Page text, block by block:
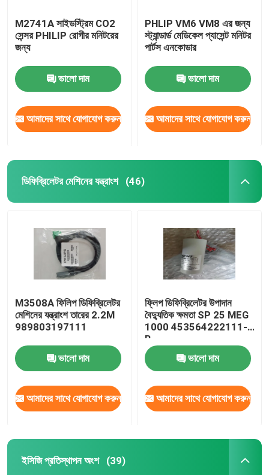
M2741A সাইডস্ট্রিম CO2
সেন্সর PHILIP রোগীর মনিটরের
জন্য
ভালো দাম
আমাদের সাথে যোগাযোগ করুন
PHLIP VM6 VM8 এর জন্য
স্ট্যান্ডার্ড মেডিকেল প্যাসেন্ট মনিটর
পার্টস এনকোডার
ভালো দাম
আমাদের সাথে যোগাযোগ করুন
ডিফিব্রিলেটর মেশিনের যন্ত্রাংশ (46)
M3508A ফিলিপ ডিফিব্রিলেটর
মেশিনের যন্ত্রাংশ তারের 2.2M
989803197111
ভালো দাম
আমাদের সাথে যোগাযোগ করুন
ফ্লিপ ডিফিব্রিলেটর উপাদান
বৈদ্যুতিক ক্ষমতা SP 25 MEG
1000 453564222111-
B
ভালো দাম
আমাদের সাথে যোগাযোগ করুন
ইসিজি প্রতিস্থাপন অংশ (39)